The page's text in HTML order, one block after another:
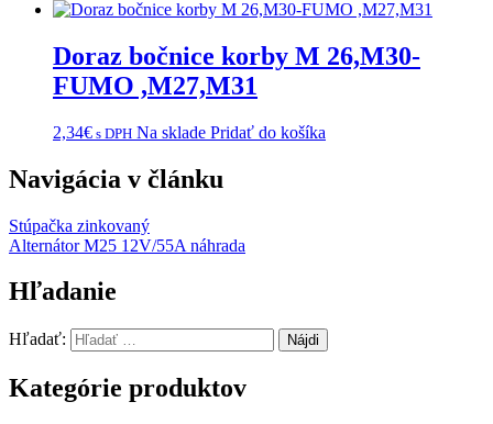
Doraz bočnice korby M 26,M30-
FUMO ,M27,M31
2,34€ s DPH Na sklade Pridať do košíka
Navigácia v článku
Stúpačka zinkovaný
Alternátor M25 12V/55A náhrada
Hľadanie
Hľadať:
Kategórie produktov